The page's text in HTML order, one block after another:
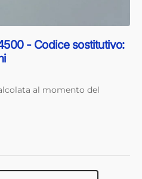
- Codice sostitutivo:
al momento del